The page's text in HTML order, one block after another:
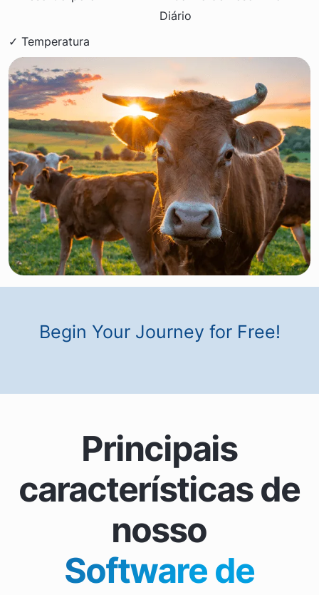
Diário
✓ Temperatura
Begin Your Journey for Free!
Principais
características de
nosso
Software de